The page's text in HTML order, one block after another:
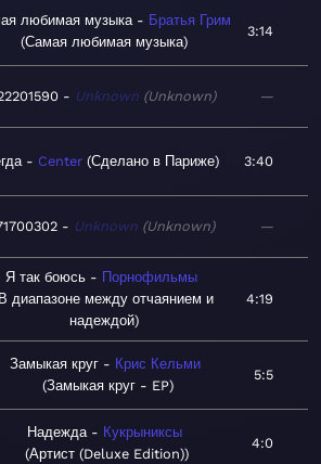
любимая музыка
Братья Грим
Самая любимая музыка
3:14
Unknown Unknown —
Center Сделано в Париже 3:40
Unknown Unknown —
Я так боюсь
Порнофильмы
В диапазоне между отчаянием и
надеждой
4:19
Замыкая круг
Крис Кельми
Замыкая круг - EP
5:5
Надежда
Кукрыниксы
Артист (Deluxe Edition)
4:0